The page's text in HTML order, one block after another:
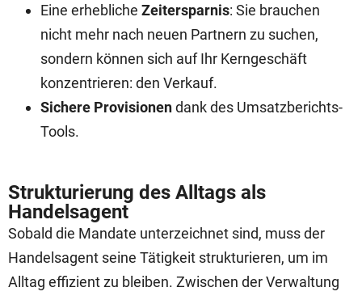
Eine erhebliche Zeitersparnis: Sie brauchen
nicht mehr nach neuen Partnern zu suchen,
sondern können sich auf Ihr Kerngeschäft
konzentrieren: den Verkauf.
Sichere Provisionendank des Umsatzberichts-
Tools.
Strukturierung des Alltags als
Handelsagent
Sobald die Mandate unterzeichnet sind, muss der
Handelsagent seine Tätigkeit strukturieren, um im
Alltag effizient zu bleiben. Zwischen der Verwaltung